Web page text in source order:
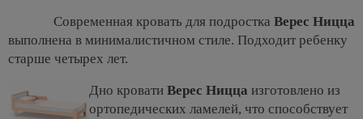
Современная кровать для подростка Верес Ницца
выполнена в минималистичном стиле. Подходит ребенку
старше четырех лет.
Дно кровати Верес Ницца изготовлено из
ортопедических ламелей, что способствует